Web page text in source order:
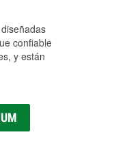
confiable
y están